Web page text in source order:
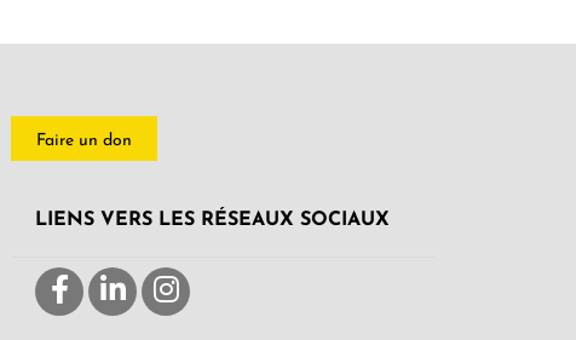
Faire un don
LIENS VERS LES RÉSEAUX SOCIAUX